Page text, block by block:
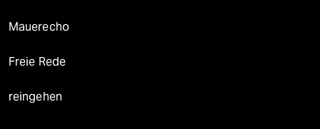
Mauerecho
Freie Rede
reingehen